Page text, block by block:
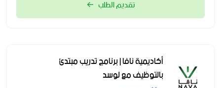
تقديم الطلب
أكاديمية نافا | برنامج تدريب مبتدئ
بالتوظيف مع لوسد